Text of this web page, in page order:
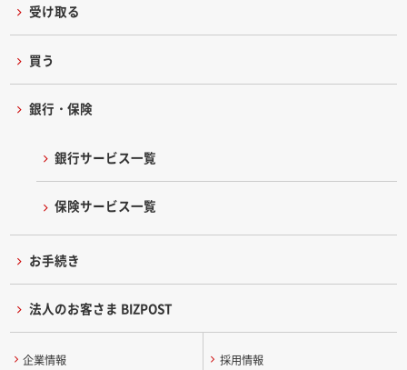
受け取る
買う
銀行・保険
銀行サービス一覧
保険サービス一覧
お手続き
法人のお客さま BIZPOST
企業情報 採用情報